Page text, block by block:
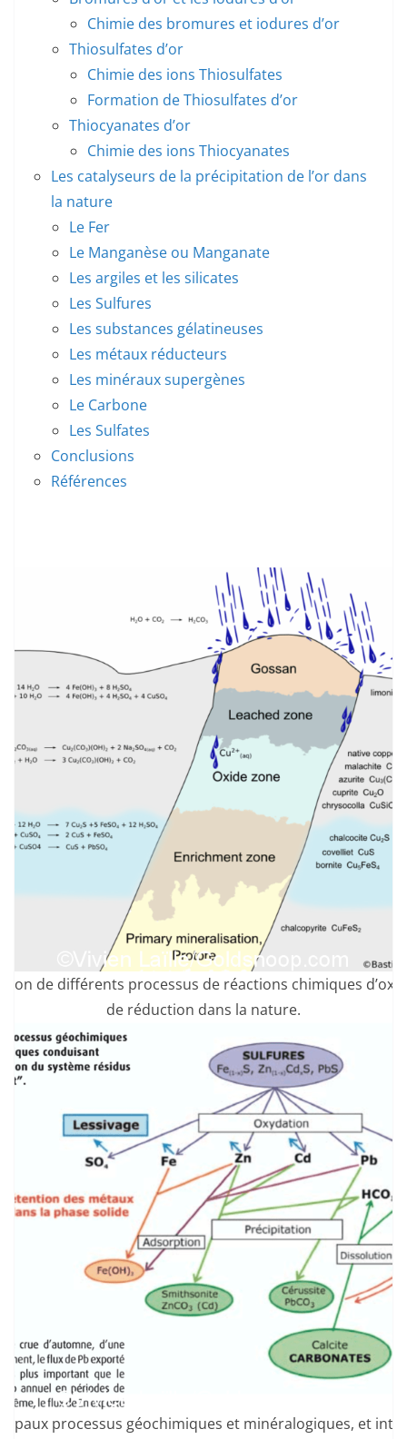
Chimie des bromures et iodures d’or
Thiosulfates d’or
Chimie des ions Thiosulfates
Formation de Thiosulfates d’or
Thiocyanates d’or
Chimie des ions Thiocyanates
Les catalyseurs de la précipitation de l’or dans
la nature
Le Fer
Le Manganèse ou Manganate
Les argiles et les silicates
Les Sulfures
Les substances gélatineuses
Les métaux réducteurs
Les minéraux supergènes
Le Carbone
Les Sulfates
Conclusions
Références
de différents processus de réactions chimiques
de réduction dans la nature.
processus géochimiques et minéralogiques, et